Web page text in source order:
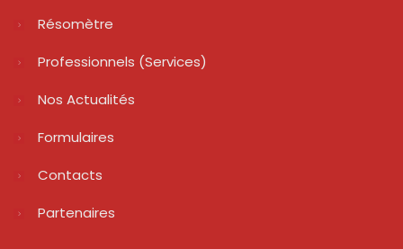
Résomètre
Professionnels (services)
Nos Actualités
Formulaires
Contacts
Partenaires